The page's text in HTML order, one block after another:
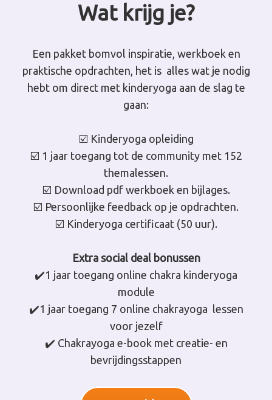
Wat krijg je?
Een pakket bomvol inspiratie, werkboek en
praktische opdrachten, het is alles wat je nodig
hebt om direct met kinderyoga aan de slag te
gaan:
☑️ Kinderyoga opleiding
☑️ 1 jaar toegang tot de community met 152
themalessen.
☑️ Download pdf werkboek en bijlages.
☑️ Persoonlijke feedback op je opdrachten.
☑️ Kinderyoga certificaat (50 uur).
Extra social deal bonussen
✔️1 jaar toegang online chakra kinderyoga
module
✔️1 jaar toegang 7 online chakrayoga lessen
voor jezelf
✔️ Chakrayoga e-book met creatie- en
bevrijdingsstappen